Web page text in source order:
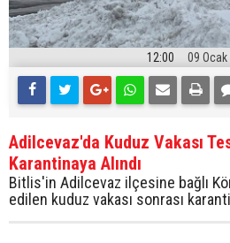
12:00 09 Ocak
Adilcevaz'da Kuduz Vakası
Karantinaya Alındı
Bitlis'in Adilcevaz ilçesine bağlı
edilen kuduz vakası sonrası